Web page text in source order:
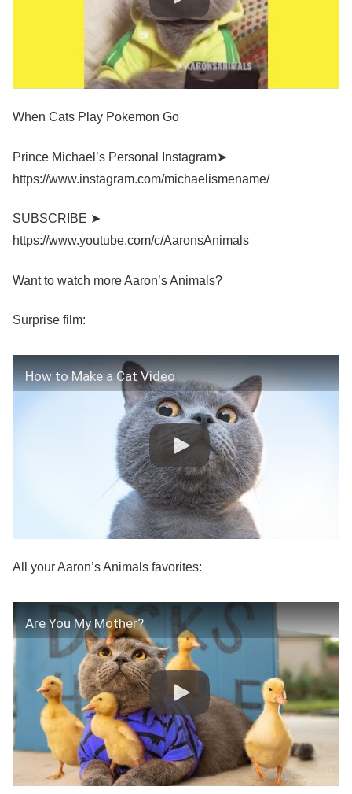
When Cats Play Pokemon Go
Prince Michael’s Personal Instagram➤
https://www.instagram.com/michaelismename/
SUBSCRIBE ➤
https://www.youtube.com/c/AaronsAnimals
Want to watch more Aaron’s Animals?
Surprise film:
How to Make a Cat Video
All your Aaron’s Animals favorites:
Are You My Mother?